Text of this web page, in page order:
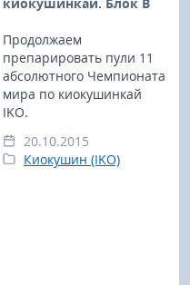
Продолжаем
препарировать пули 11
абсолютного Чемпионата
мира по киокушинкай
IKO.
20.10.2015
Киокушин (IKO)